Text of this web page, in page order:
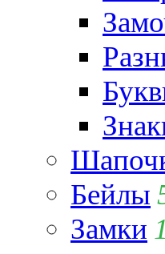
Бейлы
Замки